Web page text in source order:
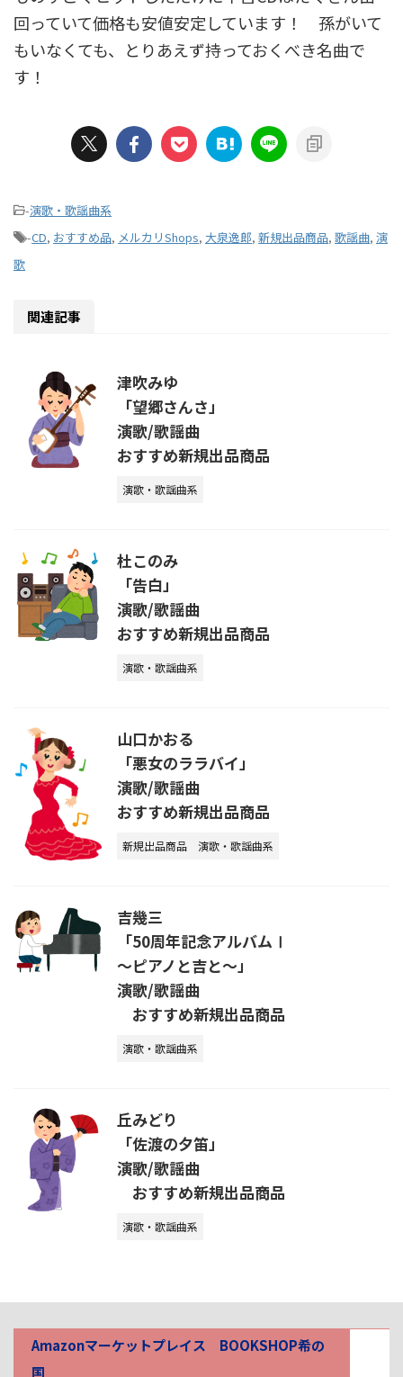
回っていて価格も安値安定しています！ 孫がいて
もいなくても、とりあえず持っておくべき名曲で
す！
-演歌・歌謡曲系
-CD, おすすめ品, メルカリShops, 大泉逸郎, 新規出品商品, 歌謡曲, 演
歌
関連記事
津吹みゆ
「望郷さんさ」
演歌/歌謡曲
おすすめ新規出品商品
演歌・歌謡曲系
杜このみ
「告白」
演歌/歌謡曲
おすすめ新規出品商品
演歌・歌謡曲系
山口かおる
「悪女のララバイ」
演歌/歌謡曲
おすすめ新規出品商品
新規出品商品 演歌・歌謡曲系
吉幾三
「50周年記念アルバムⅠ
～ピアノと吉と～」
演歌/歌謡曲
おすすめ新規出品商品
演歌・歌謡曲系
丘みどり
「佐渡の夕笛」
演歌/歌謡曲
おすすめ新規出品商品
演歌・歌謡曲系
Amazonマーケットプレイス BOOKSHOP希の
国